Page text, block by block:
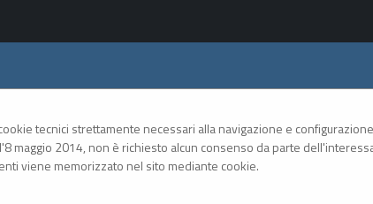
- Gare Telematiche
A A GRAFICATESTO
tecnici strettamente necessari alla navigazione e
maggio 2014, non è richiesto alcun consenso da parte
viene memorizzato nel sito mediante cookie.